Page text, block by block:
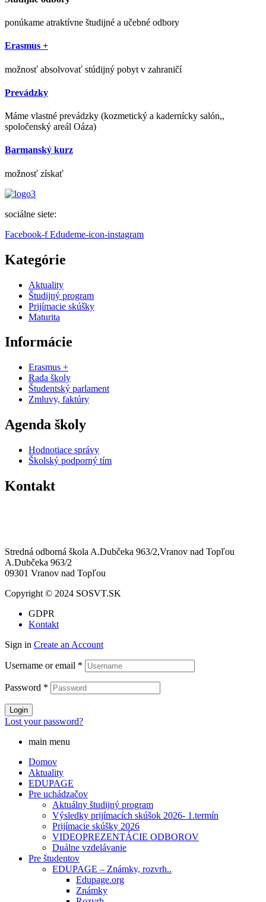
ponúkame atraktívne študijné a učebné odbory
Erasmus +
možnosť absolvovať stúdijný pobyt v zahraničí
Prevádzky
Máme vlastné prevádzky (kozmetický a kadernícky salón,,
spoločenský areál Oáza)
Barmanský kurz
možnosť získať
sociálne siete:
Facebook-f Edudeme-icon-instagram
Kategórie
Aktuality
Študijný program
Prijímacie skúšky
Maturita
Informácie
Erasmus +
Rada školy
Študentský parlament
Zmluvy, faktúry
Agenda školy
Hodnotiace správy
Školský podporný tím
Kontakt
Stredná odborná škola A.Dubčeka 963/2,Vranov nad Topľou
A.Dubčeka 963/2
09301 Vranov nad Topľou
Copyright © 2024 SOSVT.SK
GDPR
Kontakt
Sign in Create an Account
Username or email *
Password *
Login
Lost your password?
main menu
Domov
Aktuality
EDUPAGE
Pre uchádzačov
Aktuálny študijný program
Výsledky prijímacích skúšok 2026- 1.termín
Prijímacie skúšky 2026
VIDEOPREZENTÁCIE ODBOROV
Duálne vzdelávanie
Pre študentov
EDUPAGE – Známky, rozvrh..
Edupage.org
Známky